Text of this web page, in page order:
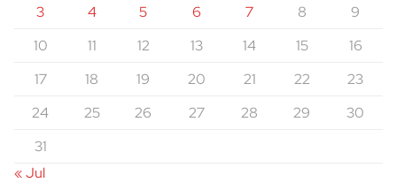
3 4 5 6 7 8
9
10
11 12 13 14 15
16
17
18 19 20 21 22
23
24
25 26 27 28 29
30
31
« Jul